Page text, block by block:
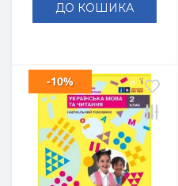
ДО КОШИКА
-10%